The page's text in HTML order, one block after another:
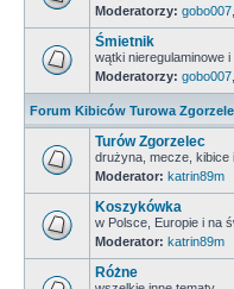
Moderatorzy: gobo007
Śmietnik
wątki nieregulaminowe
Moderatorzy: gobo007
Forum Kibiców Turowa
Turów Zgorzelec
drużyna, mecze, kibice
Moderator: katrin89m
Koszykówka
w Polsce, Europie i na
Moderator: katrin89m
Różne